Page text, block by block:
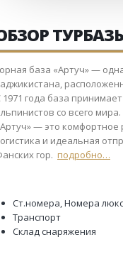
база «Артуч» —
1971 года база
со всего мира.
— это
и идеальная
гор. подробно…
Ст.номера, Номера люкс
Транспорт
Склад снаряжения